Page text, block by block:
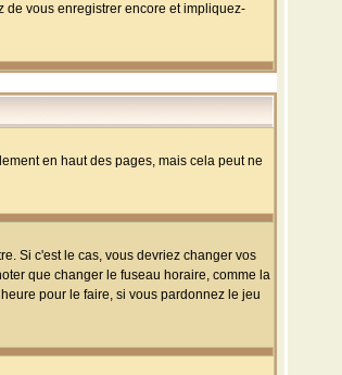
de vous enregistrer encore et impliquez-
en haut des pages, mais cela peut ne
Si c'est le cas, vous devriez changer vos
que changer le fuseau horaire, comme la
pour le faire, si vous pardonnez le jeu